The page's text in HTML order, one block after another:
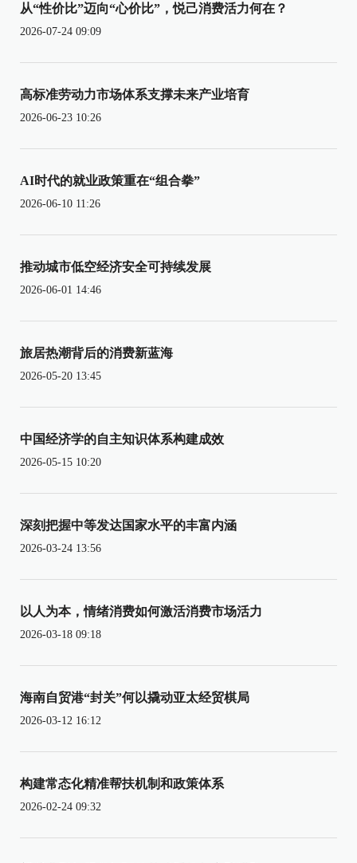
从“性价比”迈向“心价比”，悦己消费活力何在？
2026-07-24 09:09
高标准劳动力市场体系支撑未来产业培育
2026-06-23 10:26
AI时代的就业政策重在“组合拳”
2026-06-10 11:26
推动城市低空经济安全可持续发展
2026-06-01 14:46
旅居热潮背后的消费新蓝海
2026-05-20 13:45
中国经济学的自主知识体系构建成效
2026-05-15 10:20
深刻把握中等发达国家水平的丰富内涵
2026-03-24 13:56
以人为本，情绪消费如何激活消费市场活力
2026-03-18 09:18
海南自贸港“封关”何以撬动亚太经贸棋局
2026-03-12 16:12
构建常态化精准帮扶机制和政策体系
2026-02-24 09:32